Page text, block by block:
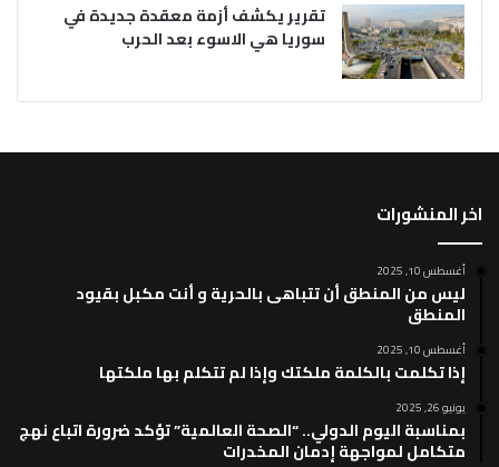
تقرير يكشف أزمة معقدة جديدة في
سوريا هي الاسوء بعد الحرب
اخر المنشورات
أغسطس 10, 2025
ليس من المنطق أن تتباهى بالحرية و أنت مكبل بقيود
المنطق
أغسطس 10, 2025
إذا تكلمت بالكلمة ملكتك وإذا لم تتكلم بها ملكتها
يونيو 26, 2025
بمناسبة اليوم الدولي.. “الصحة العالمية” تؤكد ضرورة اتباع نهج
متكامل لمواجهة إدمان المخدرات